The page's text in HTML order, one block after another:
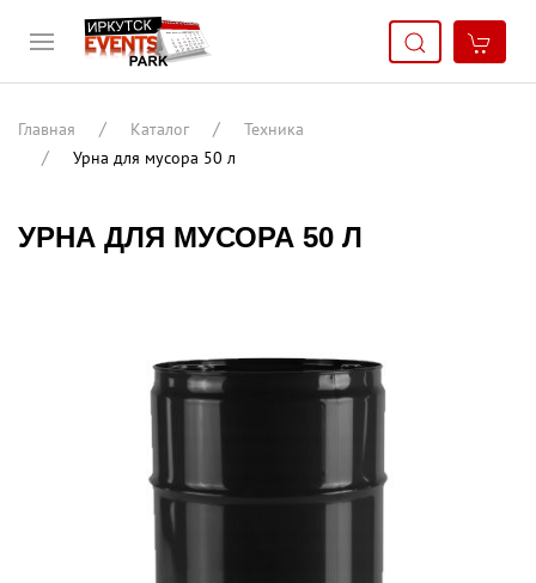
Главная Каталог
Техника
Урна для мусора 50 л
УРНА ДЛЯ МУСОРА 50 Л